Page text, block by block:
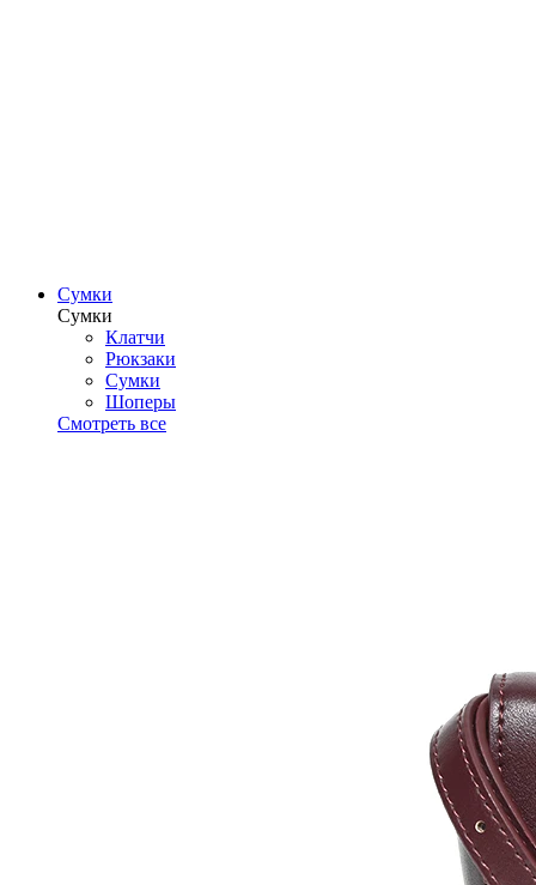
Сумки
Сумки
Клатчи
Рюкзаки
Сумки
Шоперы
Смотреть все